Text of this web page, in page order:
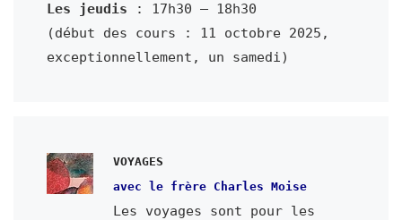
Les jeudis : 17h30 – 18h30
(début des cours : 11 octobre 2025,
VOYAGES
avec le frère Charles Moise
Les voyages sont pour les